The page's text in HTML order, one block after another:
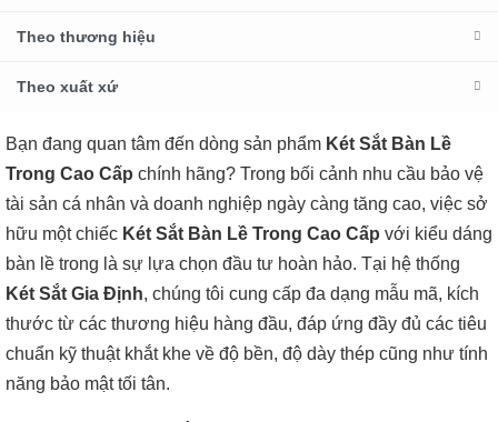
Theo thương hiệu
Theo xuất xứ
Bạn đang quan tâm đến dòng sản phẩm Két Sắt Bàn Lề
Trong Cao Cấp chính hãng? Trong bối cảnh nhu cầu bảo vệ
tài sản cá nhân và doanh nghiệp ngày càng tăng cao, việc sở
hữu một chiếc Két Sắt Bàn Lề Trong Cao Cấp với kiểu dáng
bàn lề trong là sự lựa chọn đầu tư hoàn hảo. Tại hệ thống
Két Sắt Gia Định, chúng tôi cung cấp đa dạng mẫu mã, kích
thước từ các thương hiệu hàng đầu, đáp ứng đầy đủ các tiêu
chuẩn kỹ thuật khắt khe về độ bền, độ dày thép cũng như tính
năng bảo mật tối tân.